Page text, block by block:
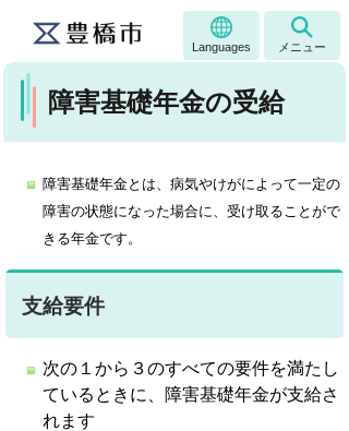
Languages メニュー
障害基礎年金の受給
障害基礎年金とは、病気やけがによって一定の
障害の状態になった場合に、受け取ることがで
きる年金です。
支給要件
次の１から３のすべての要件を満たし
ているときに、障害基礎年金が支給さ
れます